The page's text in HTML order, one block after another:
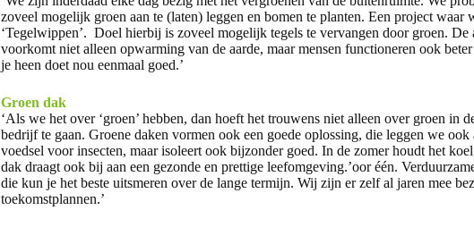
zoveel mogelijk groen aan te (laten) leggen en bomen te planten. Een project waar
‘Tegelwippen’. Doel hierbij is zoveel mogelijk tegels te vervangen door groen. De
voorkomt niet alleen opwarming van de aarde, maar mensen functioneren ook
je heen doet nou eenmaal goed.’
Groen dak
‘Als we het over ‘groen’ hebben, dan hoeft het trouwens niet alleen over groen in
bedrijf te gaan. Groene daken vormen ook een goede oplossing, die leggen we
voedsel voor insecten, maar isoleert ook bijzonder goed. In de zomer houdt het
dak draagt ook bij aan een gezonde en prettige leefomgeving.’oor één.
die kun je het beste uitsmeren over de lange termijn. Wij zijn er zelf al jaren mee
toekomstplannen.’